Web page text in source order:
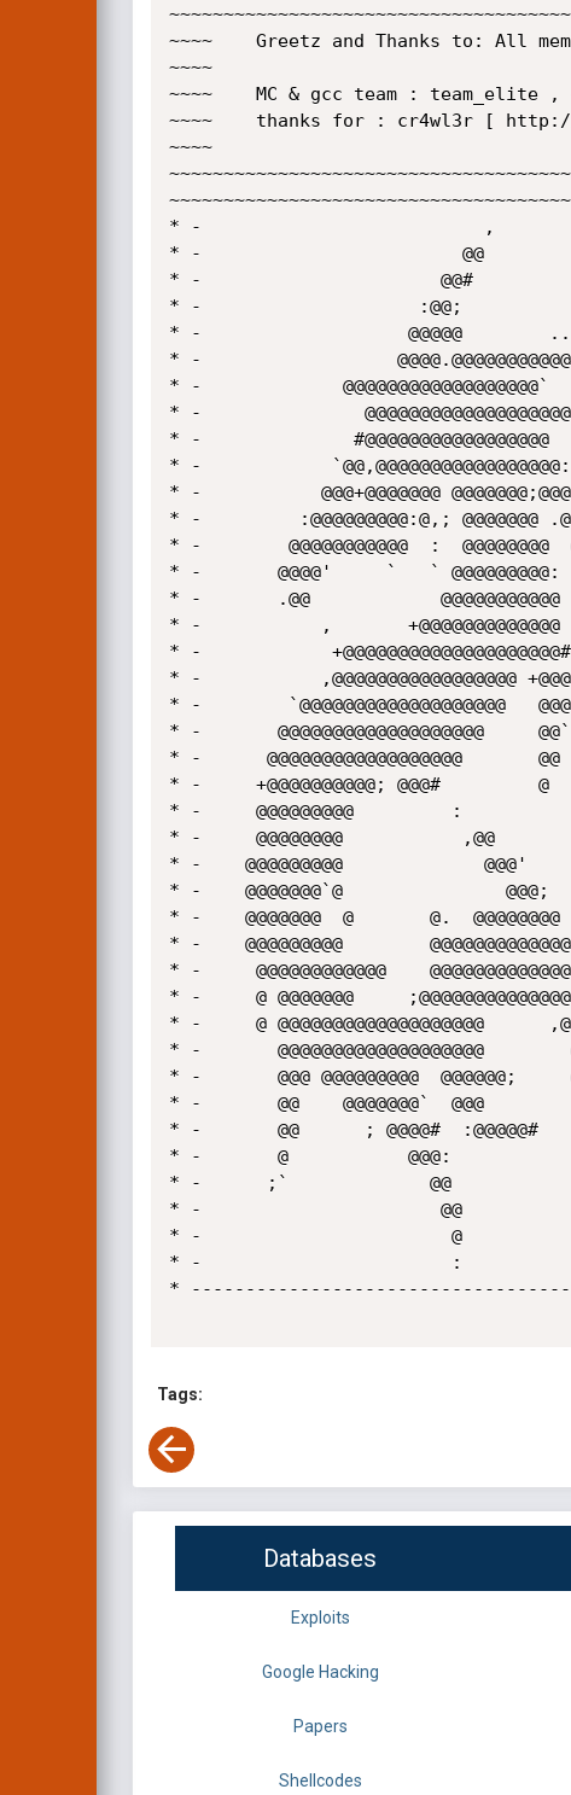
~~~~    Greetz and Thanks to: All
~~~~									~~~~
~~~~    MC & gcc team : team_elite
~~~~    thanks for : cr4wl3r [ http://
~~~~									~~~~
* -
* -
* -
* -
* -                   @@@@@
* -
* -
* -
* -
* -
* -           @@@+@@@@@@@
* -         :@@@@@@@@@:@,;
* -        @@@@@@@@@@@  :
* -       @@@@'     `   `
* -       .@@
* -           ,
* -
* -           ,@@@@@@@@@@@@@@@@@
* -
* -
* -      @@@@@@@@@@@@@@@@@@
* -     +@@@@@@@@@@; @@@#
* -     @@@@@@@@@
* -     @@@@@@@@
* -    @@@@@@@@@
* -    @@@@@@@`@
* -    @@@@@@@  @       @.
* -    @@@@@@@@@
* -     @@@@@@@@@@@@
* -     @ @@@@@@@
* -     @ @@@@@@@@@@@@@@@@@@@
* -       @@@@@@@@@@@@@@@@@@@
* -       @@@ @@@@@@@@@  @@@@@@;
* -       @@    @@@@@@@`  @@@
* -       @@      ; @@@@#  :@@@@@#
* -       @           @@@:
* -      ;`             @@
* -                      @@
* -                       @
* -                       :
*
Tags:
Databases
Exploits
Google Hacking
Papers
Shellcodes